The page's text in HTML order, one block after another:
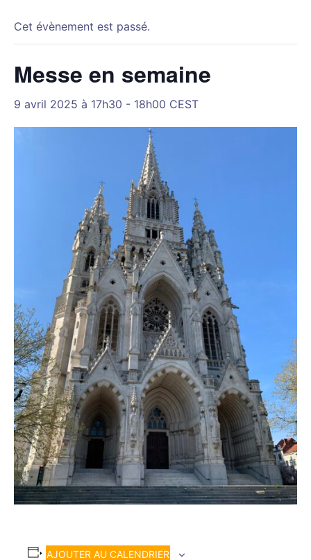
Cet évènement est passé.
Messe en semaine
9 avril 2025 à 17h30 - 18h00 CEST
AJOUTER AU CALENDRIER